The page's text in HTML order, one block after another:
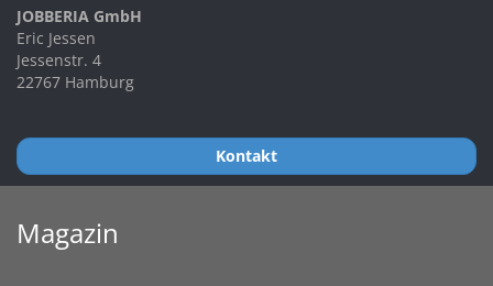
JOBBERIA GmbH
Eric Jessen
Jessenstr. 4
22767 Hamburg
Kontakt
Magazin